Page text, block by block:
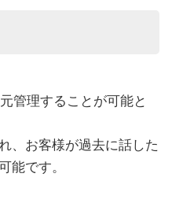
管理することが可能と
、お客様が過去に話した
能です。